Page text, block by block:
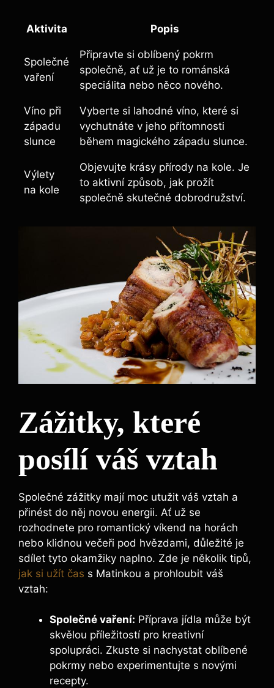
Aktivita Popis
Společné
vaření
Připravte si oblíbený pokrm
společně, ať už je to románská
speciálita nebo něco nového.
Víno při
západu
slunce
Vyberte si lahodné víno, které si
vychutnáte v jeho přítomnosti
během magického západu slunce.
Výlety
na kole
Objevujte krásy přírody na kole. Je
to aktivní způsob, jak prožít
společně skutečné dobrodružství.
Zážitky, které
posílí váš vztah
Společné zážitky mají moc utužit váš vztah a
přinést do něj novou energii. Ať už se
rozhodnete pro romantický víkend na horách
nebo klidnou večeři pod hvězdami, důležité je
sdílet tyto okamžiky naplno. Zde je několik tipů,
jak si užít čas s Matinkou a prohloubit váš
vztah:
Společné vaření: Příprava jídla může být
skvělou příležitostí pro kreativní
spolupráci. Zkuste si nachystat oblíbené
pokrmy nebo experimentujte s novými
recepty.